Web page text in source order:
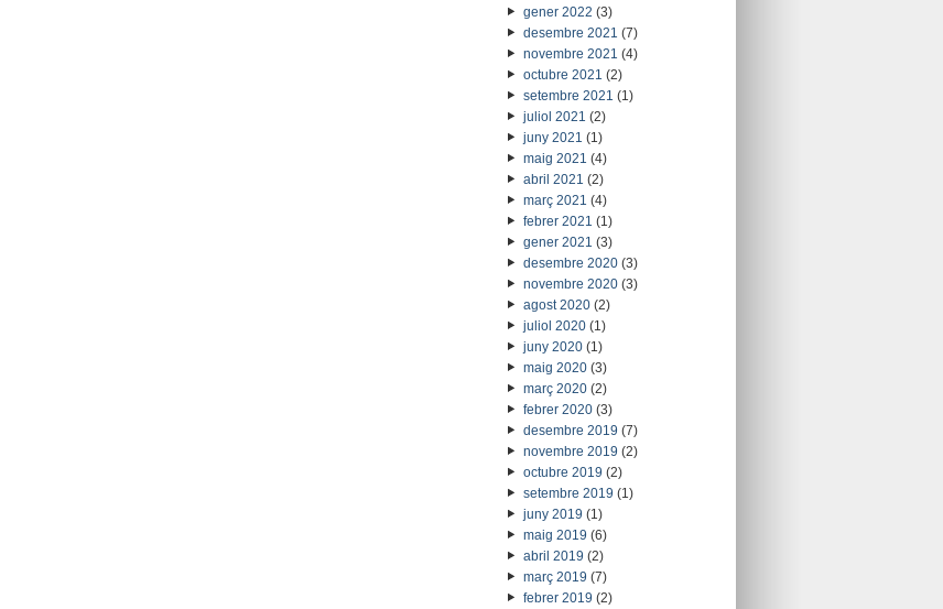
gener 2022 (3)
desembre 2021 (7)
novembre 2021 (4)
octubre 2021 (2)
setembre 2021 (1)
juliol 2021 (2)
juny 2021 (1)
maig 2021 (4)
abril 2021 (2)
març 2021 (4)
febrer 2021 (1)
gener 2021 (3)
desembre 2020(3)
novembre 2020(3)
agost 2020(2)
juliol 2020(1)
juny 2020(1)
maig 2020(3)
març 2020(2)
febrer 2020(3)
desembre 2019 (7)
novembre 2019 (2)
octubre 2019 (2)
setembre 2019 (1)
juny 2019 (1)
maig 2019 (6)
abril 2019 (2)
març 2019 (7)
febrer 2019 (2)